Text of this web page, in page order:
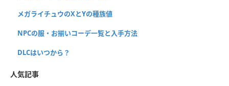
メガライチュウのXとYの種族値
NPCの服・お揃いコーデ一覧と入手方法
DLCはいつから？
人気記事